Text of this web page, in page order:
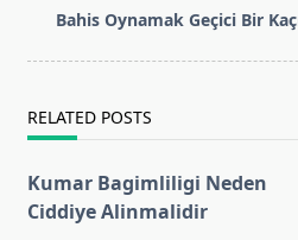
class="nav-
text">Page</span>
Bahis Oynamak Geçici Bir
RELATED POSTS
Kumar Bagimliligi Neden
Ciddiye Alinmalidir